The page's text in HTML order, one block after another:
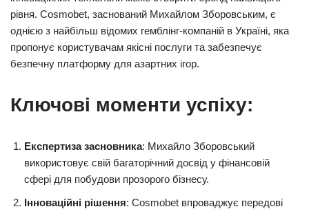
рівня. Cosmobet, заснований Михайлом Зборовським, є
однією з найбільш відомих гемблінг-компаній в Україні, яка
пропонує користувачам якісні послуги та забезпечує
безпечну платформу для азартних ігор.
Ключові моменти успіху:
Експертиза засновника: Михайло Зборовський
використовує свій багаторічний досвід у фінансовій
сфері для побудови прозорого бізнесу.
Інноваційні рішення: Cosmobet впроваджує передові